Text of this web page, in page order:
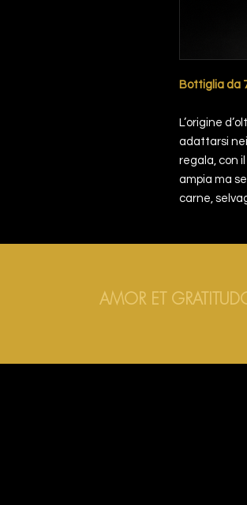
Bottiglia da
L’origine
adattarsi
regala, con
ampia ma
carne,
AMOR ET